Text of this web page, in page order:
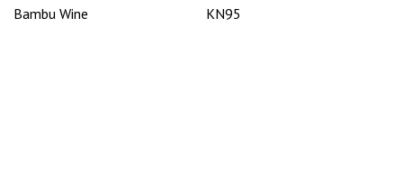
Bambu Wine KN95